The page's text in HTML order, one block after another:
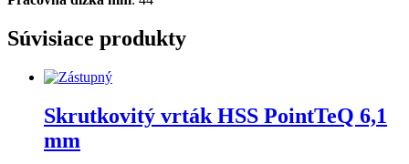
Súvisiace produkty
Skrutkovitý vrták HSS PointTeQ 6,1
mm